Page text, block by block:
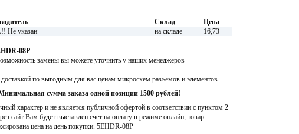
Склад
Цена
указан на складе 16,73
08P
замены вы можете уточнить у наших менеджеров
по выгодным для вас ценам микросхем разъемов и элементов.
сумма заказа одной позиции 1500 рублей!
характер и не является публичной офертой в соответствии с пунктом 2
сайт Вам будет выставлен счет на оплату в режиме онлайн, товар
цена на день покупки. 5EHDR-08P